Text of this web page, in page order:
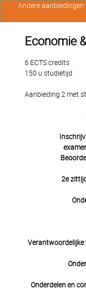
Economie
6 ECTS credits
150 u studietijd
Aanbieding 2 met
2e
Verantwoordelijke
Onderdelen en
Andere aanbiedingen